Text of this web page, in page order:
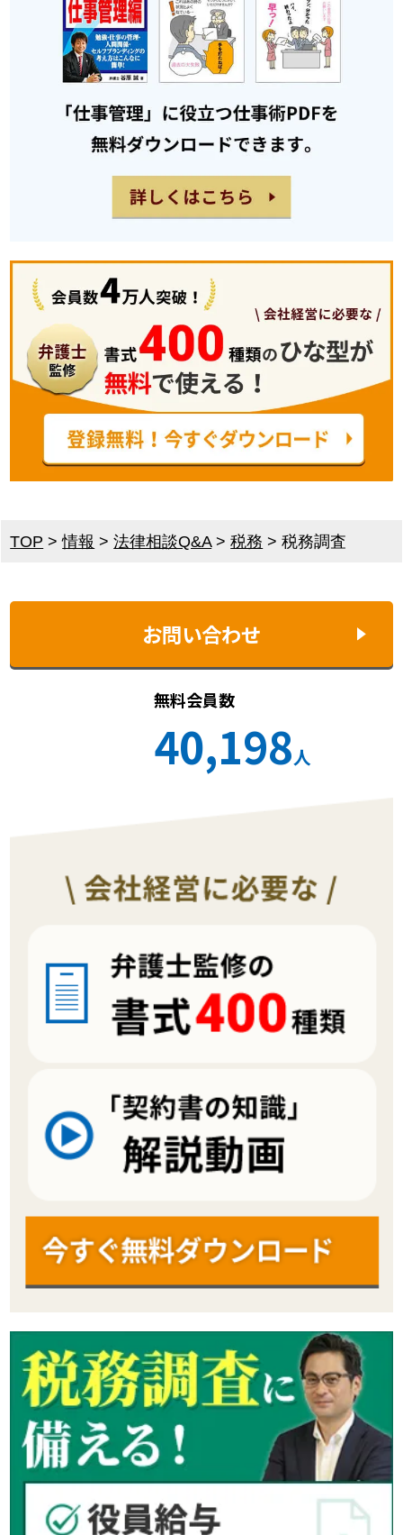
TOP >情報 >法律相談Q&A>税務 >税務調査
お問い合わせ
無料会員数
40,198人